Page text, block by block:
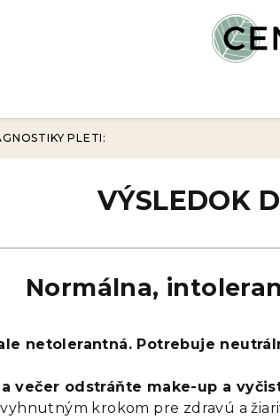
PLETI:
VÝSLEDOK
Normálna,
netolerantná. Potrebuje
a večer odstráňte make-up a
krokom pre zdravú a